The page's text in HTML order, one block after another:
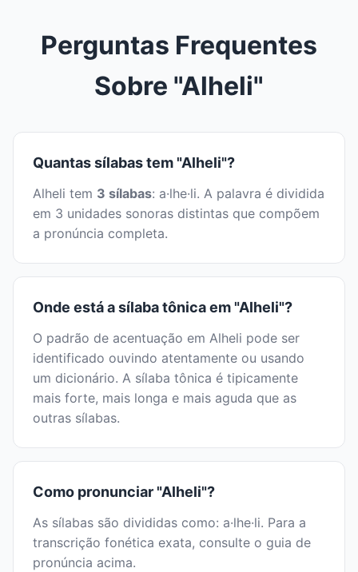
Perguntas Frequentes
Sobre "Alheli"
Quantas sílabas tem "Alheli"?
Alheli tem 3 sílabas: a·lhe·li. A palavra é dividida
em 3 unidades sonoras distintas que compõem
a pronúncia completa.
Onde está a sílaba tônica em "Alheli"?
O padrão de acentuação em Alheli pode ser
identificado ouvindo atentamente ou usando
um dicionário. A sílaba tônica é tipicamente
mais forte, mais longa e mais aguda que as
outras sílabas.
Como pronunciar "Alheli"?
As sílabas são divididas como: a·lhe·li. Para a
transcrição fonética exata, consulte o guia de
pronúncia acima.